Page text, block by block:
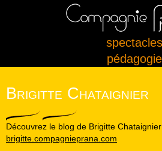
spectacles
pédagogie
Brigitte Chataignier
Découvrez le blog de Brigitte
brigitte.compagnieprana.com